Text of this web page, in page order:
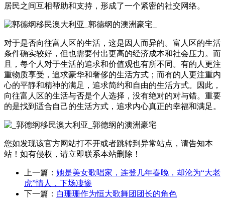
居民之间互相帮助和支持，形成了一个紧密的社交网络。
对于是否向往富人区的生活，这是因人而异的。富人区的生活
条件确实较好，但也需要付出更高的经济成本和社会压力。而
且，每个人对于生活的追求和价值观也有所不同。有的人更注
重物质享受，追求豪华和奢侈的生活方式；而有的人更注重内
心的平静和精神的满足，追求简约和自由的生活方式。因此，
向往富人区的生活与否是个人选择，没有绝对的对与错。重要
的是找到适合自己的生活方式，追求内心真正的幸福和满足。
您如发现该官方网站打不开或者跳转到异常站点，请告知本
站！如有侵权，请立即联系本站删除！
上一篇： 她是美女歌唱家，连登几年春晚，却沦为“大老
虎”情人，下场凄惨
下一篇： 白珊珊作为恒大歌舞团团长的角色